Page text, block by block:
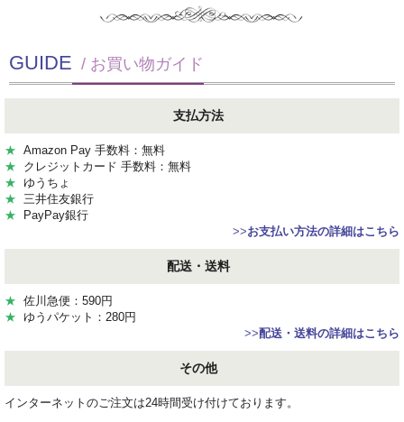
GUIDE / お買い物ガイド
支払方法
★ Amazon Pay 手数料：無料
★ クレジットカード 手数料：無料
★ ゆうちょ
★ 三井住友銀行
★ PayPay銀行
>>お支払い方法の詳細はこちら
配送・送料
★ 佐川急便：590円
★ ゆうパケット：280円
>>配送・送料の詳細はこちら
その他
インターネットのご注文は24時間受け付けております。